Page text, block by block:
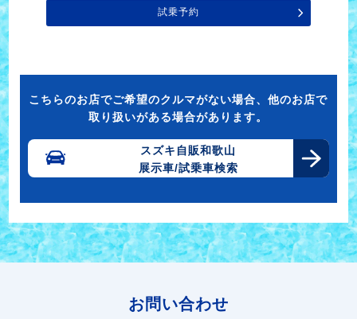
試乗予約
こちらのお店でご希望のクルマがない場合、他のお店で
取り扱いがある場合があります。
スズキ自販和歌山
展示車/試乗車検索
お問い合わせ